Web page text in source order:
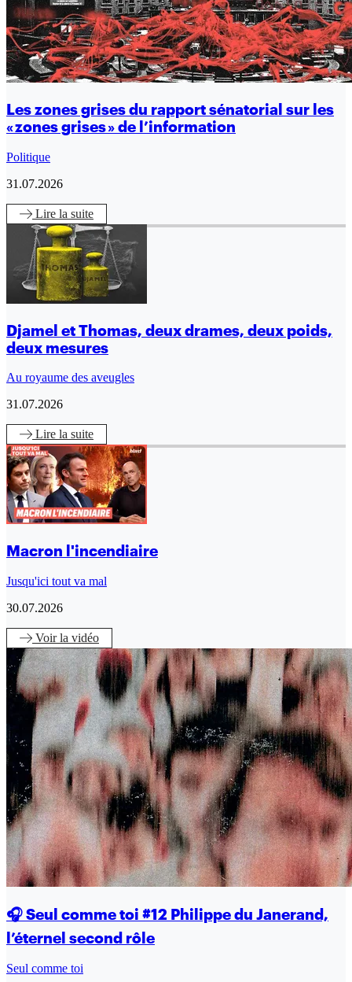
Les zones grises du rapport sénatorial sur les
« zones grises » de l’information
Politique
31.07.2026
Lire la suite
Djamel et Thomas, deux drames, deux poids,
deux mesures
Au royaume des aveugles
31.07.2026
Lire la suite
Macron l'incendiaire
Jusqu'ici tout va mal
30.07.2026
Voirla vidéo
🎧 Seul comme toi #12 Philippe du Janerand,
l’éternel second rôle
Seul comme toi